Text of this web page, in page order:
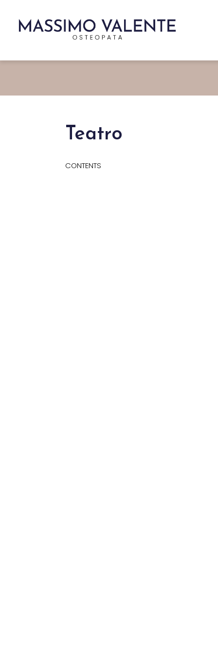
Teatro
CONTENTS